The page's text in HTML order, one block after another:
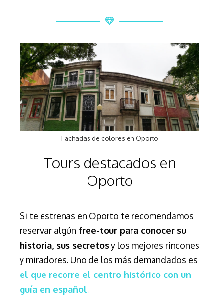
Fachadas de colores en Oporto
Tours destacados en
Oporto
Si te estrenas en Oporto te recomendamos
reservar algún free-tour para conocer su
historia, sus secretosy los mejores rincones
y miradores. Uno de los más demandados es
el que recorre el centro histórico con un
guía en español.